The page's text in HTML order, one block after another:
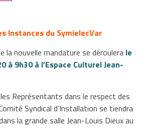
Instances du SymielecVar
la nouvelle mandature se déroulera le
à 9h30 à l’Espace Culturel Jean-
Représentants dans le respect des
Syndical d’Installation se tiendra
la grande salle Jean-Louis Dieux au